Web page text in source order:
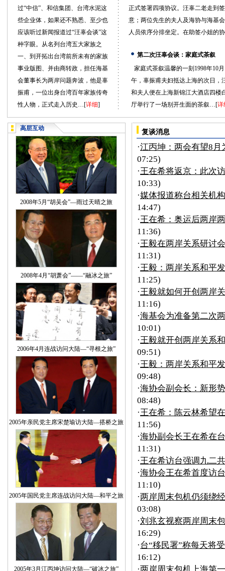
过“中信”、和信集团、台湾水泥这
些企业体，如果还不熟悉、至少也
应该听过新闻报道过“汪辜会谈”这
种字眼。从名列台湾五大家族之
一、到开拓出台湾前所未有的家族
事业版图、并由商转政，担任海基
会董事长为两岸问题奔波，他是辜
振甫，一位出身台湾百年家族传奇
性人物，正式走入历史…[详细]
正式签署四项协议。汪辜二老走到
意；两位先生的夫人及海协与海基
人员依序分排坐定。在助签小姐的
第二次汪辜会谈：家庭式茶叙
家庭式茶叙温馨的一刻1998年10
午，辜振甫夫妇抵达上海的次日，
和夫人便在上海新锦江大酒店四楼
厅举行了一场别开生面的茶叙…[详
高层互动
2008年5月“胡吴会”—雨过天晴之旅
2008年4月“胡萧会”——“融冰之旅”
2006年4月连战访问大陆—“寻根之旅”
2005年亲民党主席宋楚瑜访大陆—搭桥之旅
2005年国民党主席连战访问大陆—和平之旅
2005年3月江丙坤访问大陆—“破冰之旅”
复谈消息
·江丙坤：两会有望8月
07:25)
·王在希将返京：此次
10:33)
·媒体报道称台相关机
14:47)
·王在希：奥运后两岸
11:36)
·王毅在两岸关系研讨
11:31)
·王毅：两岸关系和平
11:25)
·王毅就如何开创两岸
11:16)
·海基会为准备第二次
10:01)
·王毅就开创两岸关系
09:51)
·王毅：两岸关系和平
09:48)
·海协会副会长：新形
08:48)
·王在希：陈云林希望
11:56)
·海协副会长王在希在
11:31)
·王在希访台强调九二
·海协会王在希首度访
11:10)
·两岸周末包机仍须绕
03:08)
·刘兆玄视察两岸周末
16:29)
·台“移民署”称每天将
16:12)